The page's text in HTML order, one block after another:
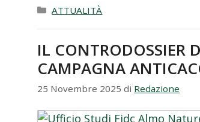
Categorie
ATTUALITÀ
IL CONTRODOSSIER
CAMPAGNA
25 Novembre 2025 di Redazione